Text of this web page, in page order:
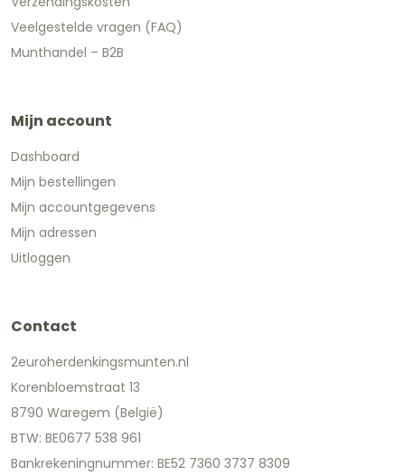
Veelgestelde vragen (FAQ)
Munthandel – B2B
Mijn account
Dashboard
Mijn bestellingen
Mijn accountgegevens
Mijn adressen
Uitloggen
Contact
2euroherdenkingsmunten.nl
Korenbloemstraat 13
8790 Waregem (België)
BTW: BE0677 538 961
Bankrekeningnummer: BE52 7360 3737 8309